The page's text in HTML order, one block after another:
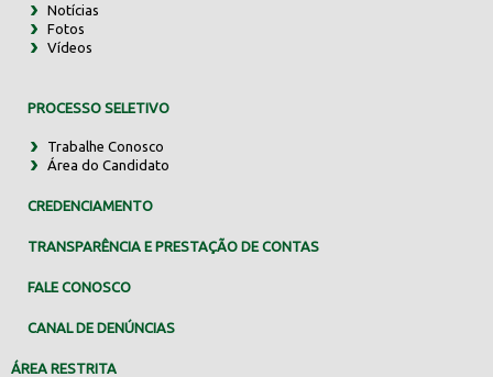
Notícias
Fotos
Vídeos
PROCESSO SELETIVO
Trabalhe Conosco
Área do Candidato
CREDENCIAMENTO
TRANSPARÊNCIA E PRESTAÇÃO DE CONTAS
FALE CONOSCO
CANAL DE DENÚNCIAS
ÁREA RESTRITA